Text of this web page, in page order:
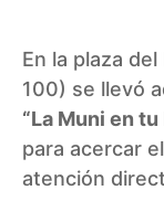
En la plaza
100) se llevó
“La Muni en tu
para acercar
atención